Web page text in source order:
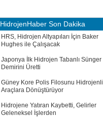
HidrojenHaber Son Dakika
HRS, Hidrojen Altyapıları İçin Baker
Hughes ile Çalışacak
Japonya İlk Hidrojen Tabanlı Sünger
Demirini Üretti
Güney Kore Polis Filosunu Hidrojenli
Araçlara Dönüştürüyor
Hidrojene Yatıran Kaybetti, Gelirler
Geleneksel İşlerden